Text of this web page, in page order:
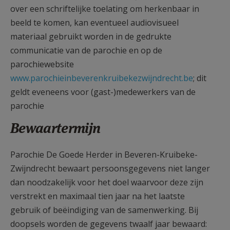
over een schriftelijke toelating om herkenbaar in
beeld te komen, kan eventueel audiovisueel
materiaal gebruikt worden in de gedrukte
communicatie van de parochie en op de
parochiewebsite
www.parochieinbeverenkruibekezwijndrecht.be; dit
geldt eveneens voor (gast-)medewerkers van de
parochie
Bewaartermijn
Parochie De Goede Herder in Beveren-Kruibeke-
Zwijndrecht bewaart persoonsgegevens niet langer
dan noodzakelijk voor het doel waarvoor deze zijn
verstrekt en maximaal tien jaar na het laatste
gebruik of beëindiging van de samenwerking. Bij
doopsels worden de gegevens twaalf jaar bewaard: